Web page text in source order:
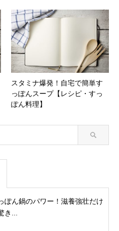
スタミナ爆発！自宅で簡単す
っぽんスープ【レシピ・すっ
ぽん料理】
ぽん鍋のパワー！滋養強壮だけ
き...